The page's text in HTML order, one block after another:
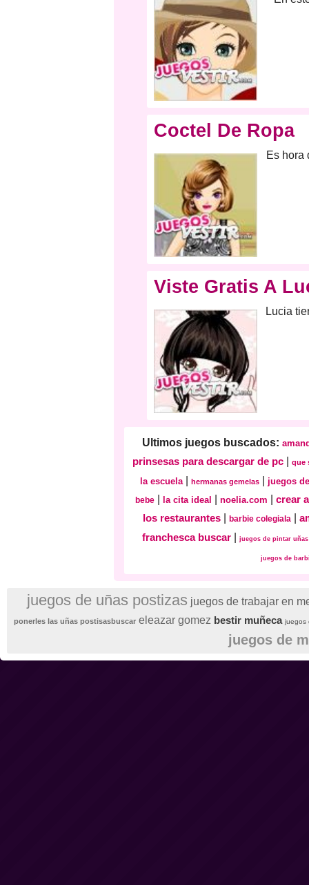
Coctel De Ropa
Es hora
Viste Gratis A
Lucia
Ultimos juegos buscados:
prinsesas para descargar de pc| que
la escuela hermanas gemelas juegos
bebe la cita ideal noelia.com
crear
los restaurantes
barbie colegiala
franchesca buscar| juegos de pintar uñas
juegos de
juegos de uñas postizas juegos de trabajar en
ponerles las uñas postisasbuscar eleazar gomez bestir muñeca juegos
juegos de